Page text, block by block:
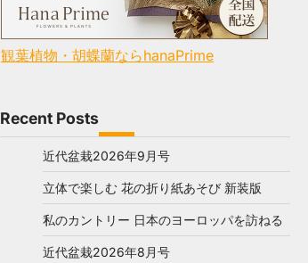
観葉植物・胡蝶蘭ならhanaPrime
Recent Posts
近代盆栽2026年9月号
立体で楽しむ 花の折り紙あそび 新装版
私のカントリー 日本のヨーロッパを訪ねる
近代盆栽2026年8月号